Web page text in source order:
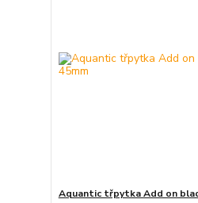
Aquantic třpytka Add on